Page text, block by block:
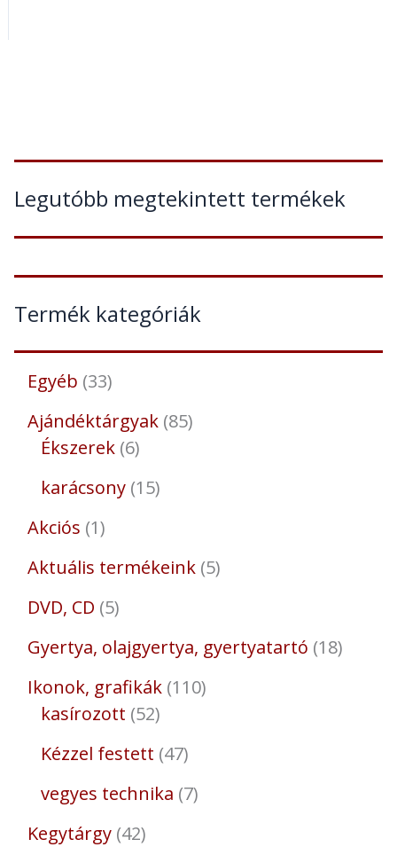
Legutóbb megtekintett termékek
Termék kategóriák
Egyéb 33
Ajándéktárgyak 85
Ékszerek 6
karácsony 15
Akciós 1
Aktuális termékeink 5
DVD, CD 5
Gyertya, olajgyertya, gyertyatartó 18
Ikonok, grafikák 110
kasírozott 52
Kézzel festett 47
vegyes technika 7
Kegytárgy 42